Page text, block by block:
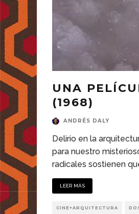
UNA
(1968)
ANDRÉS DALY
Delirio en la
para nuestro
radicales sostienen
LEER MÁS
CINE+ARQUITECTURA